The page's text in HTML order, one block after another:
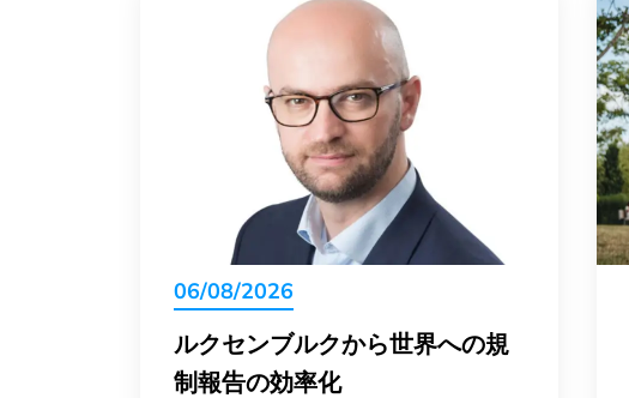
06/08/2026
ルクセンブルクから世界への規
制報告の効率化